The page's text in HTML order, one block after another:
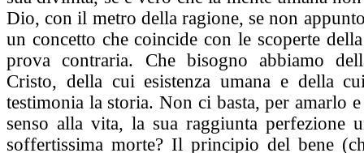
Dio, con il metro della ragione, se non
un concetto che coincide con le scoperte
prova contraria. Che bisogno abbiamo
Cristo, della cui esistenza umana e della
testimonia la storia. Non ci basta, per amarlo
senso alla vita, la sua raggiunta perfezione
soffertissima morte? Il principio del bene